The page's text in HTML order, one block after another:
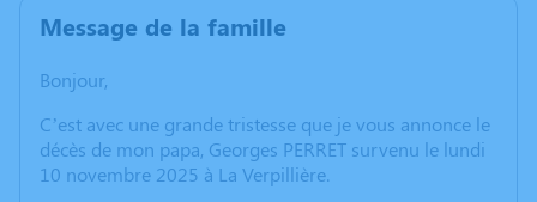
Message de la famille
Bonjour,
C’est avec une grande tristesse que je vous annonce le
décès de mon papa, Georges PERRET survenu le lundi
10 novembre 2025 à La Verpillière.